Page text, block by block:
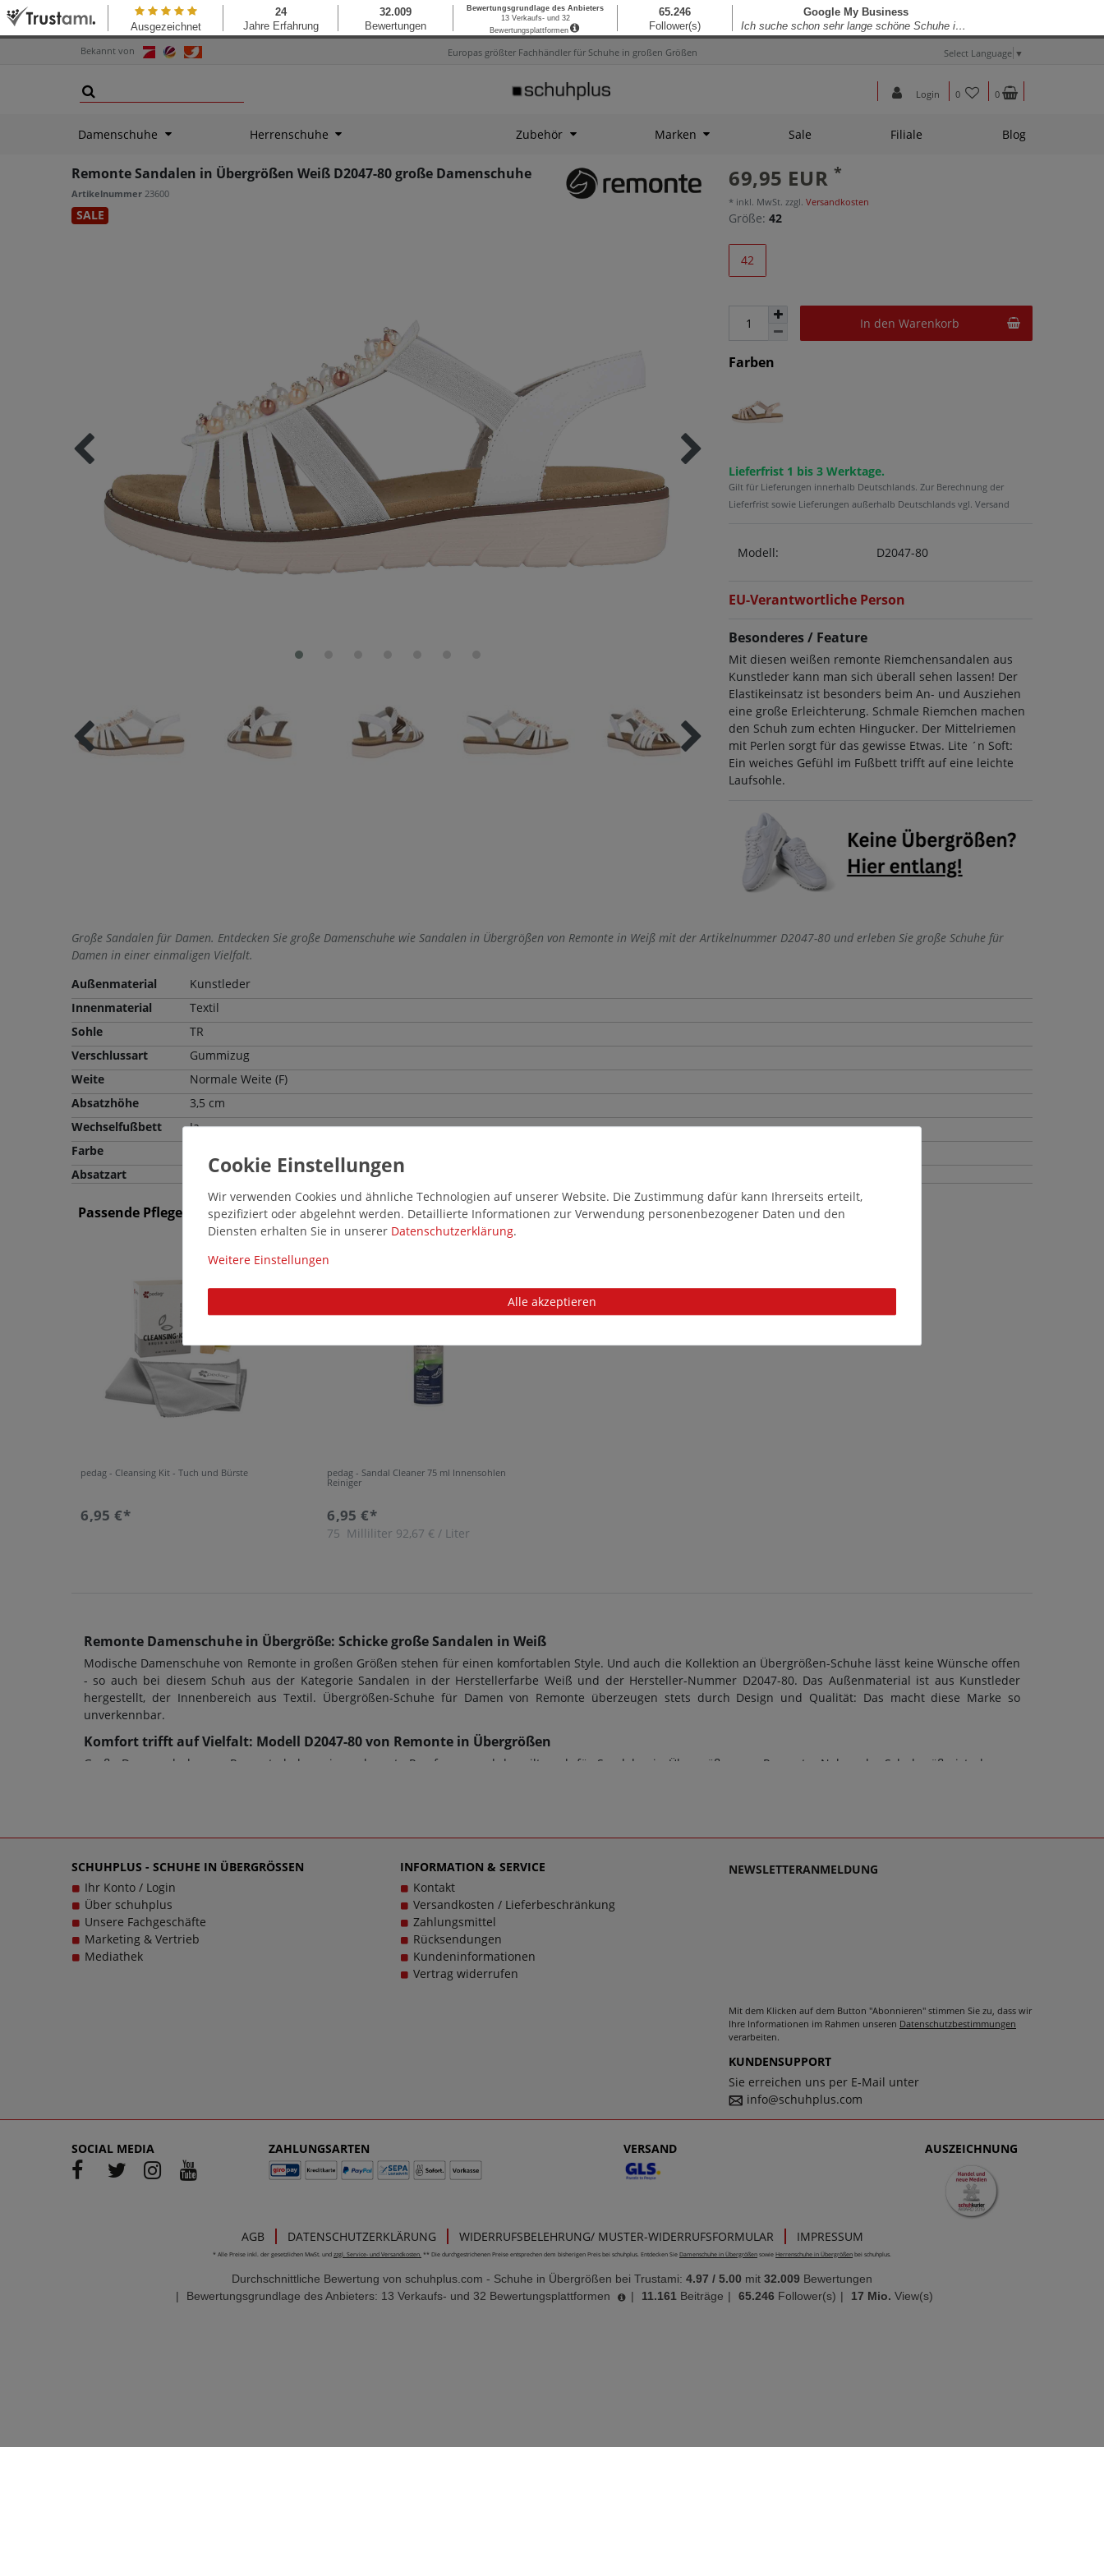
Bekannt von Europas größter Fachhändler für Schuhe in großen Größen Select Language ▼
Login 0 0
Damenschuhe Herrenschuhe Zubehör Marken Sale Filiale Blog
Remonte Sandalen in Übergrößen Weiß D2047-80 große Damenschuhe
Artikelnummer 23600
SALE
69,95 EUR *
* inkl. MwSt. zzgl. Versandkosten
Größe: 42
42
In den Warenkorb
Farben
Lieferfrist 1 bis 3 Werktage.
Gilt für Lieferungen innerhalb Deutschlands. Zur Berechnung der
Lieferfrist sowie Lieferungen außerhalb Deutschlands vgl. Versand
Modell: D2047-80
EU-Verantwortliche Person
Besonderes / Feature
Mit diesen weißen remonte Riemchensandalen aus
Kunstleder kann man sich überall sehen lassen! Der
Elastikeinsatz ist besonders beim An- und Ausziehen
eine große Erleichterung. Schmale Riemchen machen
den Schuh zum echten Hingucker. Der Mittelriemen
mit Perlen sorgt für das gewisse Etwas. Lite ´n Soft:
Ein weiches Gefühl im Fußbett trifft auf eine leichte
Laufsohle.
Große Sandalen für Damen. Entdecken Sie große Damenschuhe wie Sandalen in Übergrößen von Remonte in Weiß mit der Artikelnummer D2047-80 und erleben Sie große Schuhe für
Damen in einer einmaligen Vielfalt.
Außenmaterial
Kunstleder
Innenmaterial
Textil
Sohle
TR
Verschlussart
Gummizug
Weite
Normale Weite (F)
Absatzhöhe
3,5 cm
Wechselfußbett
Ja
Farbe
Absatzart
Passende Pflegemittel und Einlegesohlen
pedag - Cleansing Kit - Tuch und Bürste
6,95 €*
pedag - Sandal Cleaner 75 ml Innensohlen
Reiniger
6,95 €*
75 Milliliter 92,67 € / Liter
Remonte Damenschuhe in Übergröße: Schicke große Sandalen in Weiß
Modische Damenschuhe von Remonte in großen Größen stehen für einen komfortablen Style. Und auch die Kollektion an Übergrößen-Schuhe lässt keine Wünsche offen
- so auch bei diesem Schuh aus der Kategorie Sandalen in der Herstellerfarbe Weiß und der Hersteller-Nummer D2047-80. Das Außenmaterial ist aus Kunstleder
hergestellt, der Innenbereich aus Textil. Übergrößen-Schuhe für Damen von Remonte überzeugen stets durch Design und Qualität: Das macht diese Marke so
unverkennbar.
Komfort trifft auf Vielfalt: Modell D2047-80 von Remonte in Übergrößen
Große Damenschuhe von Remonte haben eine sehr gute Passform - und das gilt auch für Sandalen in Übergrößen von Remonte. Neben der Schuhgröße ist aber vor
echten Trageerlebnis werden.
SCHUHPLUS - SCHUHE IN ÜBERGRÖSSEN
Ihr Konto / Login
Über schuhplus
Unsere Fachgeschäfte
Marketing & Vertrieb
Mediathek
INFORMATION & SERVICE
Kontakt
Versandkosten / Lieferbeschränkung
Zahlungsmittel
Rücksendungen
Kundeninformationen
Vertrag widerrufen
NEWSLETTERANMELDUNG
Mit dem Klicken auf dem Button "Abonnieren" stimmen Sie zu, dass wir
Ihre Informationen im Rahmen unseren Datenschutzbestimmungen
verarbeiten.
KUNDENSUPPORT
Sie erreichen uns per E-Mail unter
info@schuhplus.com
SOCIAL MEDIA ZAHLUNGSARTEN VERSAND AUSZEICHNUNG
AGB DATENSCHUTZERKLÄRUNG WIDERRUFSBELEHRUNG/ MUSTER-WIDERRUFSFORMULAR IMPRESSUM
* Alle Preise inkl. der gesetzlichen MwSt. und zzgl. Service- und Versandkosten. ** Die durchgestrichenen Preise entsprechen dem bisherigen Preis bei schuhplus. Entdecken Sie Damenschuhe in Übergrößen sowie Herrenschuhe in Übergrößen bei schuhplus.
Durchschnittliche Bewertung von schuhplus.com - Schuhe in Übergrößen bei Trustami: 4.97 / 5.00 mit 32.009 Bewertungen
|
Bewertungsgrundlage des Anbieters: 13 Verkaufs- und 32 Bewertungsplattformen | 11.161 Beiträge | 65.246 Follower(s) | 17 Mio. View(s)
Wir verwenden Cookies und ähnliche Technologien auf unserer Website. Die Zustimmung dafür kann Ihrerseits erteilt,
spezifiziert oder abgelehnt werden. Detaillierte Informationen zur Verwendung personenbezogener Daten und den
Diensten erhalten Sie in unserer Daten­schutz­erklärung.
Weitere Einstellungen
Alle akzeptieren